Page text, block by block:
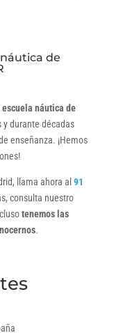
de
náutica de
y durante décadas
enseñanza. ¡Hemos
llama ahora al 91
consulta nuestro
tenemos las
.